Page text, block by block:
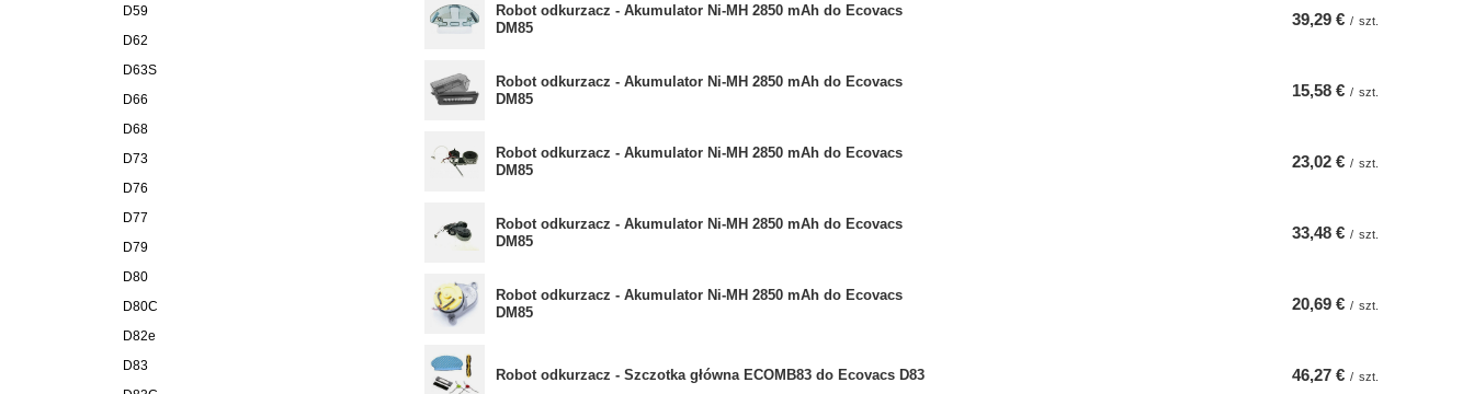
D59
D62
D63S
D66
D68
D73
D76
D77
D79
D80
D80C
D82e
D83
Robot odkurzacz - Akumulator Ni-MH 2850 mAh do Ecovacs
DM85
39,29 € / szt.
Robot odkurzacz - Akumulator Ni-MH 2850 mAh do Ecovacs
DM85
15,58 € / szt.
Robot odkurzacz - Akumulator Ni-MH 2850 mAh do Ecovacs
DM85
23,02 € / szt.
Robot odkurzacz - Akumulator Ni-MH 2850 mAh do Ecovacs
DM85
33,48 € / szt.
Robot odkurzacz - Akumulator Ni-MH 2850 mAh do Ecovacs
DM85
20,69 € / szt.
Robot odkurzacz - Szczotka główna ECOMB83 do Ecovacs D83 46,27 € / szt.